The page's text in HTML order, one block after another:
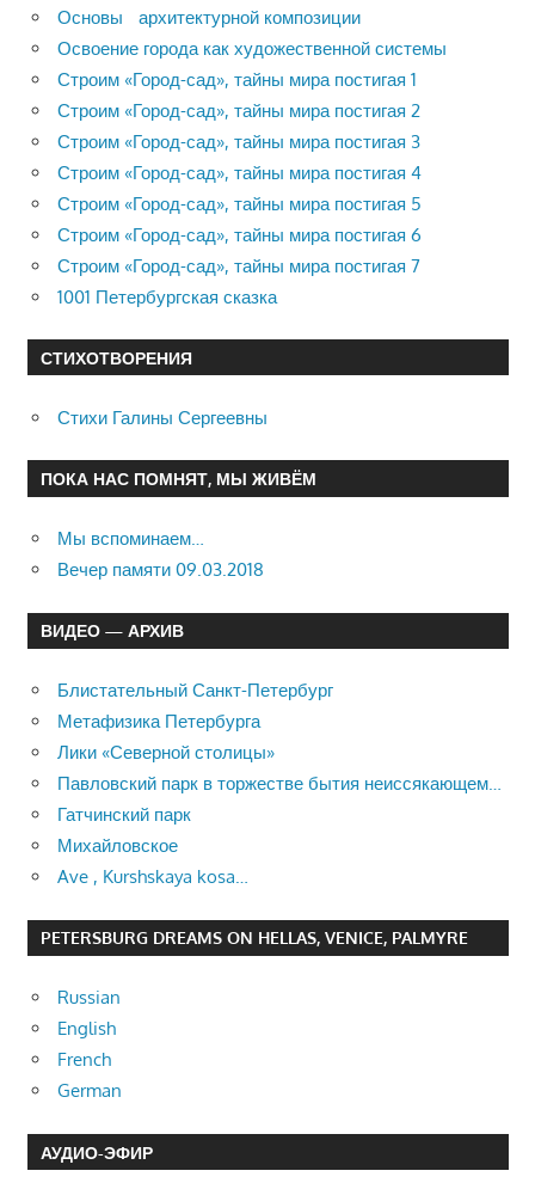
Основы архитектурной композиции
Освоение города как художественной системы
Строим «Город-сад», тайны мира постигая 1
Строим «Город-сад», тайны мира постигая 2
Строим «Город-сад», тайны мира постигая 3
Строим «Город-сад», тайны мира постигая 4
Строим «Город-сад», тайны мира постигая 5
Строим «Город-сад», тайны мира постигая 6
Строим «Город-сад», тайны мира постигая 7
1001 Петербургская сказка
СТИХОТВОРЕНИЯ
Стихи Галины Сергеевны
ПОКА НАС ПОМНЯТ, МЫ ЖИВЁМ
Мы вспоминаем…
Вечер памяти 09.03.2018
ВИДЕО — АРХИВ
Блистательный Санкт-Петербург
Метафизика Петербурга
Лики «Северной столицы»
Павловский парк в торжестве бытия неиссякающем…
Гатчинский парк
Михайловское
Ave , Kurshskaya kosa…
PETERSBURG DREAMS ON HELLAS, VENICE, PALMYRE
Russian
English
French
German
АУДИО-ЭФИР